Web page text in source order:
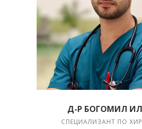
Д-Р БОГОМИЛ
СПЕЦИАЛИЗАНТ ПО